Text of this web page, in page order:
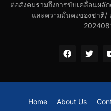
ต่อสังคมรวมถึงการขับเคลื่อนผลั
และความมั่นคงของชาติ/
Home About Us